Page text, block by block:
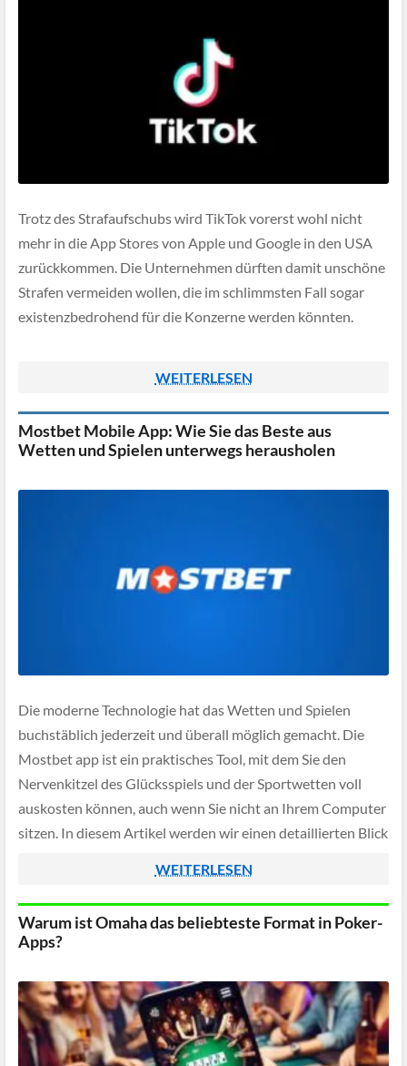
Trotz des Strafaufschubs wird TikTok vorerst wohl nicht
mehr in die App Stores von Apple und Google in den USA
zurückkommen. Die Unternehmen dürften damit unschöne
Strafen vermeiden wollen, die im schlimmsten Fall sogar
existenzbedrohend für die Konzerne werden könnten.
WEITERLESEN
Mostbet Mobile App: Wie Sie das Beste aus
Wetten und Spielen unterwegs herausholen
Die moderne Technologie hat das Wetten und Spielen
buchstäblich jederzeit und überall möglich gemacht. Die
Mostbet app ist ein praktisches Tool, mit dem Sie den
Nervenkitzel des Glücksspiels und der Sportwetten voll
auskosten können, auch wenn Sie nicht an Ihrem Computer
sitzen. In diesem Artikel werden wir einen detaillierten Blick
WEITERLESEN
Warum ist Omaha das beliebteste Format in Poker-
Apps?